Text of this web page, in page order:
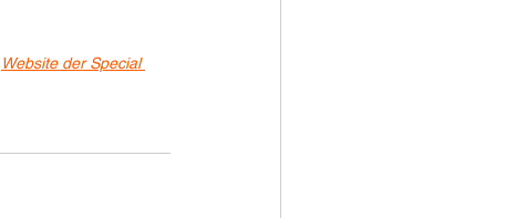
Website der Special